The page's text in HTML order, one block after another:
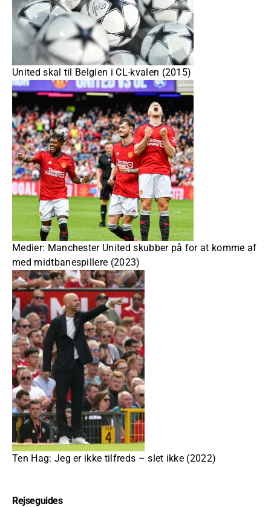
United skal til Belgien i CL-kvalen (2015)
Medier: Manchester United skubber på for at komme af
med midtbanespillere (2023)
Ten Hag: Jeg er ikke tilfreds – slet ikke (2022)
Rejseguides